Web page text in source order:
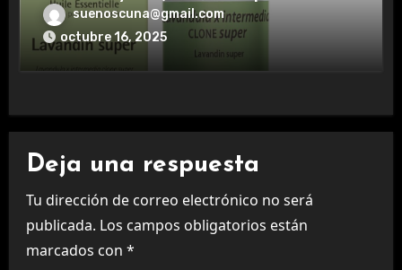
aromaterapia.
suenoscuna@gmail.com
octubre 16, 2025
Deja una respuesta
Tu dirección de correo electrónico no será
publicada. Los campos obligatorios están
marcados con *